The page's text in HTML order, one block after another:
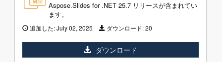
Aspose.Slides for .NET 25.7 リリースが含まれてい
ます。
追加した:July 02, 2025 ダウンロード:20
ダウンロード